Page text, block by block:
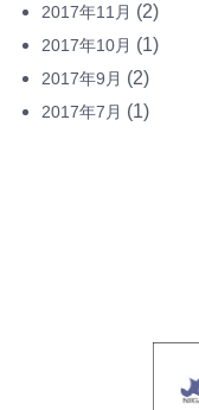
2017年11月 (2)
2017年10月 (1)
2017年9月 (2)
2017年7月 (1)